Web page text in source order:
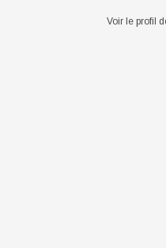
Voir le profil